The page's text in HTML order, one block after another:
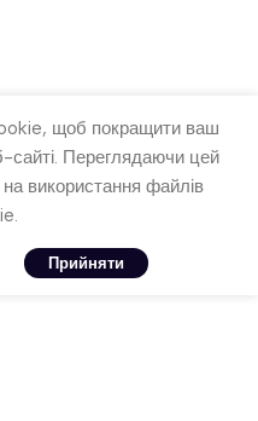
щоб покращити ваш
Переглядаючи цей
використання файлів
Прийняти